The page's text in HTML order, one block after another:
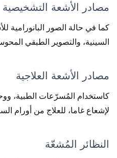
مصادر الأشعة التشخيصية
كما في حالة الصور البانورامية
السينية، والتصوير الطبقي
مصادر الأشعة العلاجية
لإشعاع غاما، للعلاج من أورام
النظائر المُشعّة